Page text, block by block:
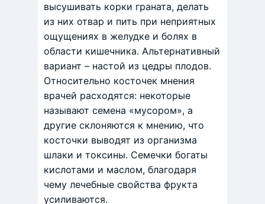
высушивать корки граната, делать
из них отвар и пить при неприятных
ощущениях в желудке и болях в
области кишечника. Альтернативный
вариант – настой из цедры плодов.
Относительно косточек мнения
врачей расходятся: некоторые
называют семена «мусором», а
другие склоняются к мнению, что
косточки выводят из организма
шлаки и токсины. Семечки богаты
кислотами и маслом, благодаря
чему лечебные свойства фрукта
усиливаются.